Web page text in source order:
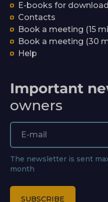
E-books for download
Contacts
Book a meeting (15
Book a meeting (30
Help
Important
owners
The newsletter is sent
month
SUBSCRIBE